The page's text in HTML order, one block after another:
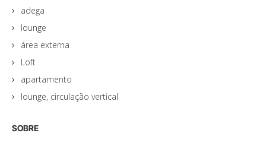
adega
lounge
área externa
Loft
apartamento
lounge, circulação vertical
SOBRE